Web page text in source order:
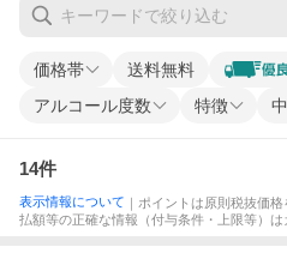
価格帯 送料無料
アルコール度数 特徴
14件
表示情報について ｜ポイントは原則税抜価
払額等の正確な情報（付与条件・上限等）